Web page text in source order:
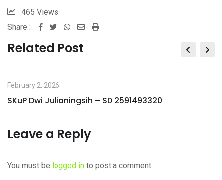
465 Views
Share :
Whatsapp
SharePrint
Related Post
February 2, 2026
SKuP Dwi Julianingsih – SD 2591493320
Leave a Reply
You must be logged in to post a comment.